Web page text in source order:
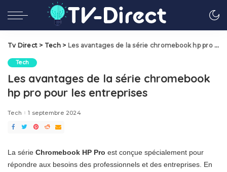
Tv Direct > Tech> Les avantages de la série chromebook hp pro pour les entreprises
Tech
Les avantages de la série chromebook
hp pro pour les entreprises
Tech 1 septembre 2024
La série Chromebook HP Pro est conçue spécialement pour
répondre aux besoins des professionnels et des entreprises. En